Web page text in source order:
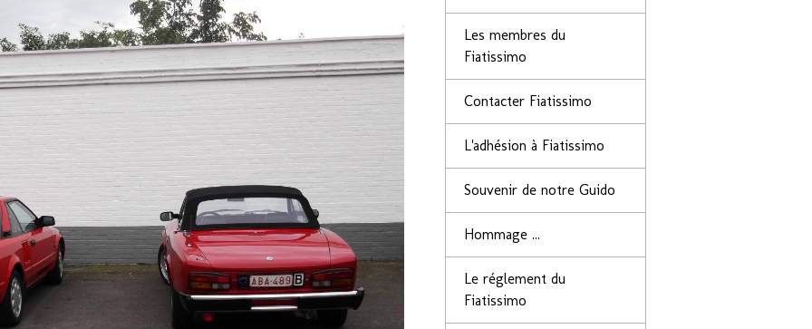
Les membres du
Fiatissimo
Contacter Fiatissimo
L'adhésion à Fiatissimo
Souvenir de notre Guido
Hommage ...
Le réglement du
Fiatissimo